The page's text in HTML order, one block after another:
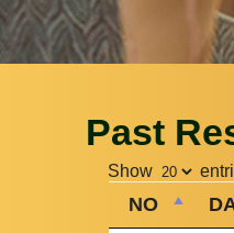
Past
Show
NO